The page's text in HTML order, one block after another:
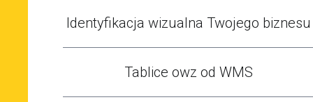
Identyfikacja wizualna Twojego biznesu
Tablice owz od WMS